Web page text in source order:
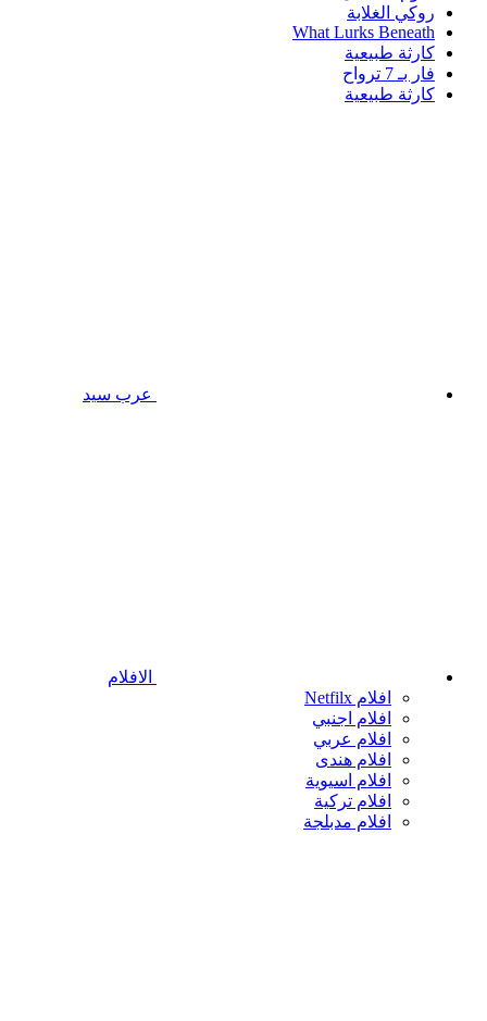
روكي الغلابة
What Lurks Beneath
كارثة طبيعية
فار بـ 7 ترواح
كارثة طبيعية
عرب سيد
الافلام
افلام Netfilx
افلام اجنبي
افلام عربي
افلام هندى
افلام اسيوية
افلام تركية
افلام مدبلجة